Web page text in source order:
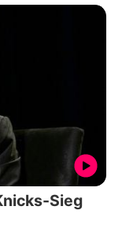
Sieg